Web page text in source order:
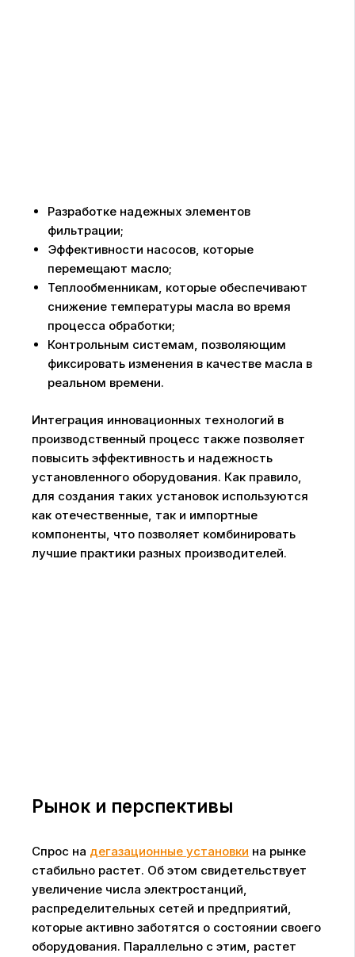
Разработке надежных элементов
фильтрации;
Эффективности насосов, которые
перемещают масло;
Теплообменникам, которые обеспечивают
снижение температуры масла во время
процесса обработки;
Контрольным системам, позволяющим
фиксировать изменения в качестве масла в
реальном времени.
Интеграция инновационных технологий в
производственный процесс также позволяет
повысить эффективность и надежность
установленного оборудования. Как правило,
для создания таких установок используются
как отечественные, так и импортные
компоненты, что позволяет комбинировать
лучшие практики разных производителей.
Рынок и перспективы
Спрос на дегазационные установки на рынке
стабильно растет. Об этом свидетельствует
увеличение числа электростанций,
распределительных сетей и предприятий,
которые активно заботятся о состоянии своего
оборудования. Параллельно с этим, растет